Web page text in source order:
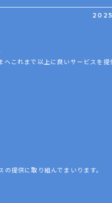
これまで以上に良いサービスを提
提供に取り組んでまいります。